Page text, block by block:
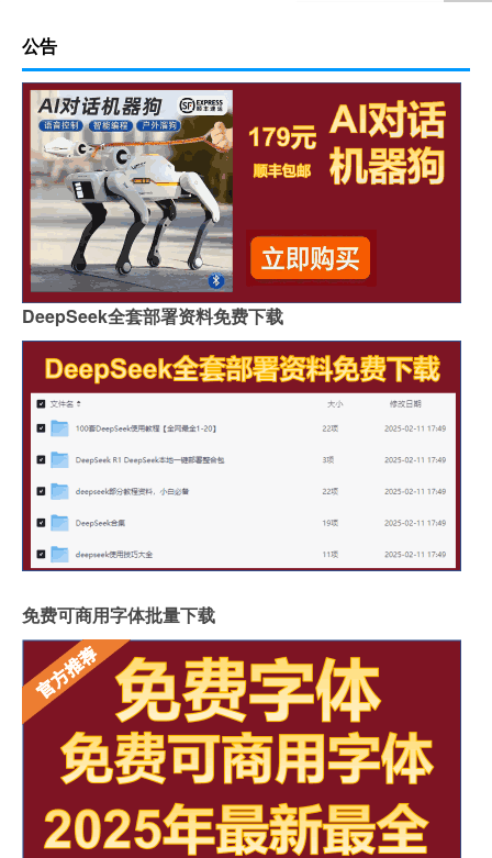
公告
DeepSeek全套部署资料免费下载
免费可商用字体批量下载